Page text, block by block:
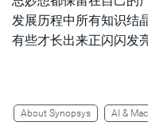
发展历程中所有知识结
有些才长出来正闪闪发亮
About Synopsys AI &